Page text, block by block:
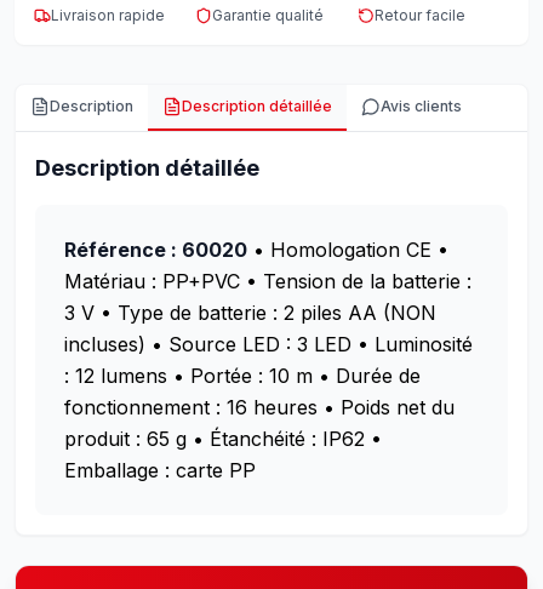
Livraison rapide Garantie qualité Retour facile
Description Description détaillée Avis clients
Description détaillée
Référence : 60020 • Homologation CE •
Matériau : PP+PVC • Tension de la batterie :
3 V • Type de batterie : 2 piles AA (NON
incluses) • Source LED : 3 LED • Luminosité
: 12 lumens • Portée : 10 m • Durée de
fonctionnement : 16 heures • Poids net du
produit : 65 g • Étanchéité : IP62 •
Emballage : carte PP